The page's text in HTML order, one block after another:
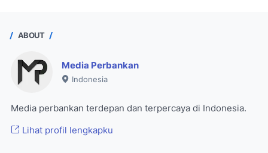
ABOUT
Media Perbankan
Indonesia
Media perbankan terdepan dan terpercaya di Indonesia.
Lihat profil lengkapku